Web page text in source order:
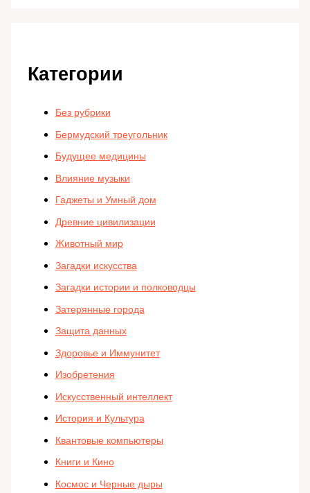
Категории
Без рубрики
Бермудский треугольник
Будущее медицины
Влияние музыки
Гаджеты и Умный дом
Древние цивилизации
Животный мир
Загадки искусства
Загадки истории и полководцы
Затерянные города
Защита данных
Здоровье и Иммунитет
Изобретения
Искусственный интеллект
История и Культура
Квантовые компьютеры
Книги и Кино
Космос и Черные дыры